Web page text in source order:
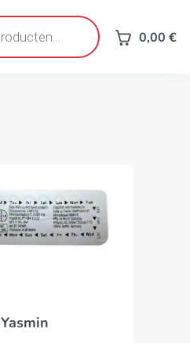
0,00 €
Yasmin